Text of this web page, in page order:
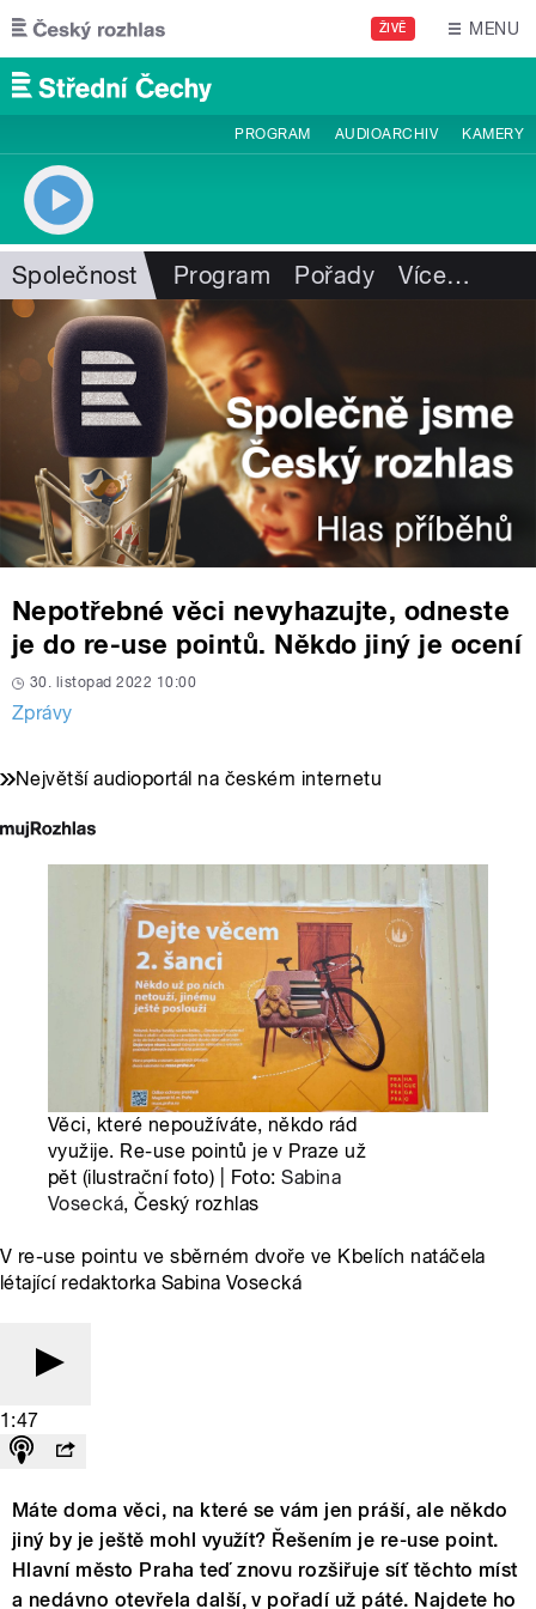
Přejít k hlavnímu obsahu
ŽIVĚ MENU
PROGRAM AUDIOARCHIV KAMERY
Společnost Program Pořady Více…
Nepotřebné věci nevyhazujte, odneste
je do re-use pointů. Někdo jiný je ocení
30. listopad 2022 10:00
Zprávy
Největší audioportál na českém internetu
Věci, které nepoužíváte, někdo rád
využije. Re-use pointů je v Praze už
pět (ilustrační foto) | Foto:Sabina
Vosecká, Český rozhlas
V re-use pointu ve sběrném dvoře ve Kbelích natáčela
létající redaktorka Sabina Vosecká
1:47
Máte doma věci, na které se vám jen práší, ale někdo
jiný by je ještě mohl využít? Řešením je re-use point.
Hlavní město Praha teď znovu rozšiřuje síť těchto míst
a nedávno otevřela další, v pořadí už páté. Najdete ho